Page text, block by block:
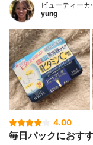
ビューティー
yung
4.00
毎日パックにおす